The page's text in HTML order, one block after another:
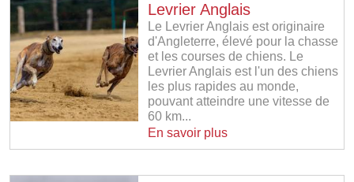
Levrier Anglais
Le Levrier Anglais est originaire
d'Angleterre, élevé pour la chasse
et les courses de chiens. Le
Levrier Anglais est l'un des chiens
les plus rapides au monde,
pouvant atteindre une vitesse de
60 km...
En savoir plus